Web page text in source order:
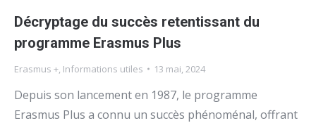
Décryptage du succès retentissant du
programme Erasmus Plus
Erasmus + Informations utiles 13 mai, 2024
Depuis son lancement en 1987, le programme
Erasmus Plus a connu un succès phénoménal, offrant